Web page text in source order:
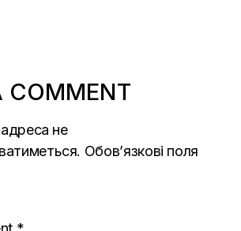
COMMENT
не
Обов’язкові поля